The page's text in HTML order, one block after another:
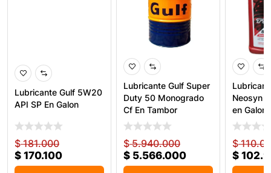
Lubricante Gulf 5W20
API SP En Galon
$181.000
$ 170.100
Lubricante Gulf Super
Duty 50 Monogrado
Cf En Tambor
$5.940.000
$ 5.566.000
Neosyn
en Galon
$
$